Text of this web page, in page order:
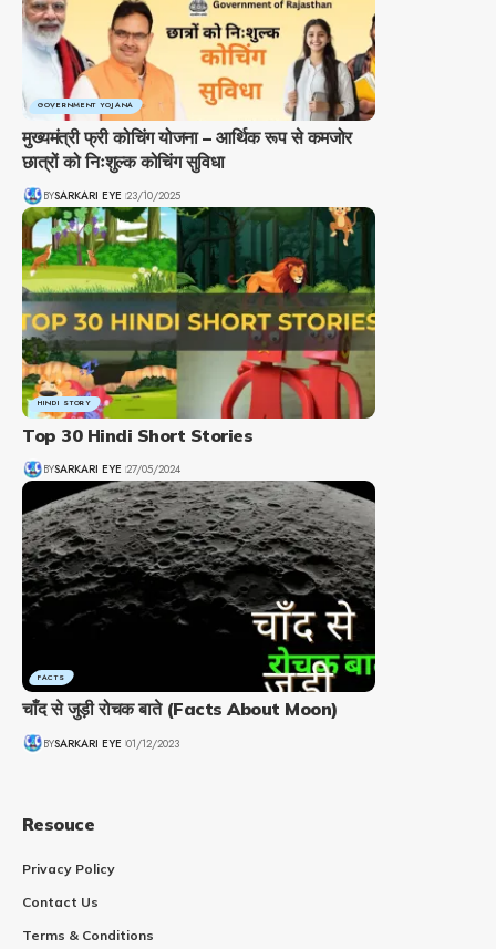
GOVERNMENT YOJANA
मुख्यमंत्री फ्री कोचिंग योजना – आर्थिक रूप से कमजोर
छात्रों को निःशुल्क कोचिंग सुविधा
BYSARKARI EYE 23/10/2025
HINDI STORY
Top 30 Hindi Short Stories
BYSARKARI EYE 27/05/2024
FACTS
चाँद से जुड़ी रोचक बाते (Facts About Moon)
BYSARKARI EYE 01/12/2023
Resouce
Privacy Policy
Contact Us
Terms & Conditions